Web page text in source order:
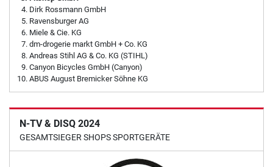
Dirk Rossmann GmbH
Ravensburger AG
Miele & Cie. KG
dm-drogerie markt GmbH + Co. KG
Andreas Stihl AG & Co. KG (STIHL)
Canyon Bicycles GmbH (Canyon)
ABUS August Bremicker Söhne KG
N-TV & DISQ 2024
GESAMTSIEGER SHOPS SPORTGERÄTE